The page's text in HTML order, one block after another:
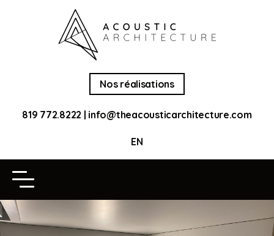
Nos réalisations
819 772.8222 | info@theacousticarchitecture.com
EN